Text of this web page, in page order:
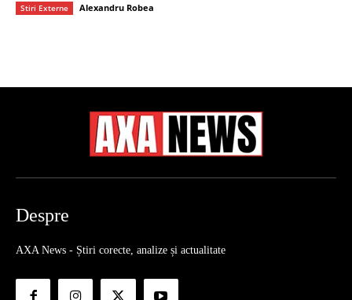
Stiri Externe Alexandru Robea
Despre
AXA News - Știri corecte, analize și actualitate